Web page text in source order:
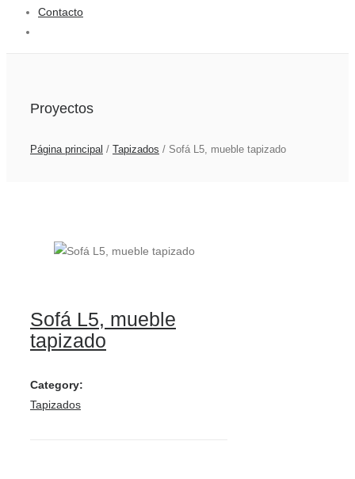
Contacto
Proyectos
Página principal / Tapizados / Sofá L5, mueble tapizado
Sofá L5, mueble
tapizado
Category:
Tapizados